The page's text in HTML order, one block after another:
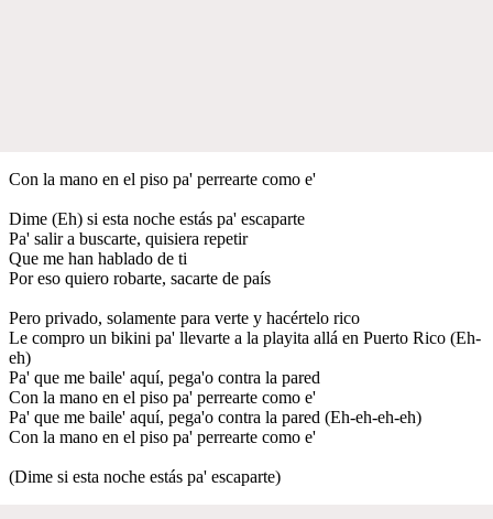
Con la mano en el piso pa' perrearte como e'
Dime (Eh) si esta noche estás pa' escaparte
Pa' salir a buscarte, quisiera repetir
Que me han hablado de ti
Por eso quiero robarte, sacarte de país
Pero privado, solamente para verte y hacértelo rico
Le compro un bikini pa' llevarte a la playita allá en Puerto Rico (Eh-
eh)
Pa' que me baile' aquí, pega'o contra la pared
Con la mano en el piso pa' perrearte como e'
Pa' que me baile' aquí, pega'o contra la pared (Eh-eh-eh-eh)
Con la mano en el piso pa' perrearte como e'
(Dime si esta noche estás pa' escaparte)